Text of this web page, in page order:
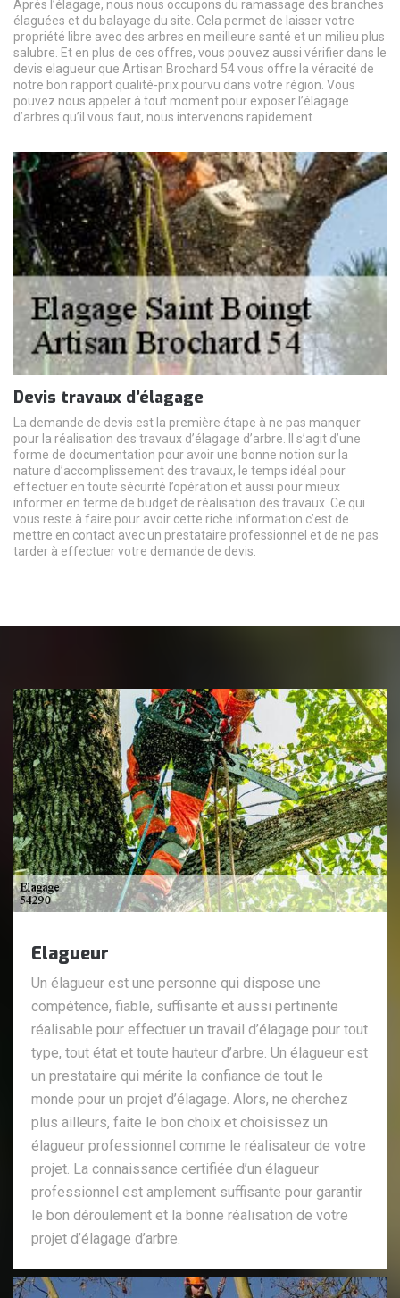
Après l’élagage, nous nous occupons du ramassage des branches
élaguées et du balayage du site. Cela permet de laisser votre
propriété libre avec des arbres en meilleure santé et un milieu plus
salubre. Et en plus de ces offres, vous pouvez aussi vérifier dans le
devis elagueur que Artisan Brochard 54 vous offre la véracité de
notre bon rapport qualité-prix pourvu dans votre région. Vous
pouvez nous appeler à tout moment pour exposer l’élagage
d’arbres qu’il vous faut, nous intervenons rapidement.
Devis travaux d’élagage
La demande de devis est la première étape à ne pas manquer
pour la réalisation des travaux d’élagage d’arbre. Il s’agit d’une
forme de documentation pour avoir une bonne notion sur la
nature d’accomplissement des travaux, le temps idéal pour
effectuer en toute sécurité l’opération et aussi pour mieux
informer en terme de budget de réalisation des travaux. Ce qui
vous reste à faire pour avoir cette riche information c’est de
mettre en contact avec un prestataire professionnel et de ne pas
tarder à effectuer votre demande de devis.
Elagueur
Un élagueur est une personne qui dispose une
compétence, fiable, suffisante et aussi pertinente
réalisable pour effectuer un travail d’élagage pour tout
type, tout état et toute hauteur d’arbre. Un élagueur est
un prestataire qui mérite la confiance de tout le
monde pour un projet d’élagage. Alors, ne cherchez
plus ailleurs, faite le bon choix et choisissez un
élagueur professionnel comme le réalisateur de votre
projet. La connaissance certifiée d’un élagueur
professionnel est amplement suffisante pour garantir
le bon déroulement et la bonne réalisation de votre
projet d’élagage d’arbre.